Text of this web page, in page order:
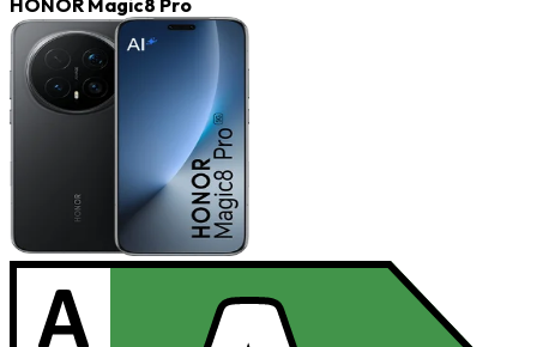
HONOR Magic8 Pro